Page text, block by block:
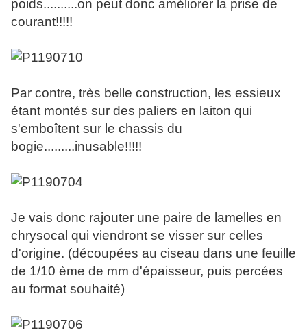
poids..........on peut donc améliorer la prise de
courant!!!!!
Par contre, très belle construction, les essieux
étant montés sur des paliers en laiton qui
s'emboîtent sur le chassis du
bogie.........inusable!!!!!
Je vais donc rajouter une paire de lamelles en
chrysocal qui viendront se visser sur celles
d'origine. (découpées au ciseau dans une feuille
de 1/10 ème de mm d'épaisseur, puis percées
au format souhaité)